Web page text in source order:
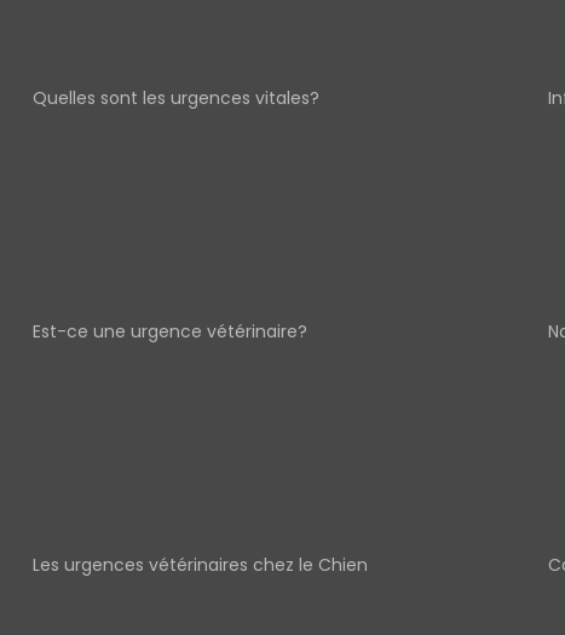
Quelles sont les urgences vitales?
Est-ce une urgence vétérinaire?
Les urgences vétérinaires chez le Chien